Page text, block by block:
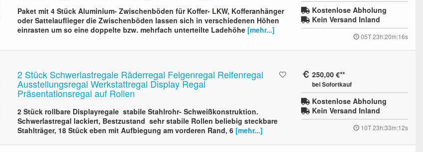
Paket mit 4 Stück Aluminium- Zwischenböden für Koffer- LKW, Kofferanhänger
oder Sattelauflieger die Zwischenböden lassen sich in verschiedenen Höhen
einrasten um so eine doppelte bzw. mehrfach unterteilte Ladehöhe [mehr...]
Kostenlose Abholung
Kein Versand Inland
05T 23h:20m:15s
2 Stück Schwerlastregale Räderregal Felgenregal Reifenregal
Ausstellungsregal Werkstattregal Display Regal
Präsentationsregal auf Rollen
2 Stück rollbare Displayregale stabile Stahlrohr- Schweißkonstruktion.
Schwerlastregal lackiert, Bestzustand sehr stabile Rollen beliebig steckbare
Stahlträger, 18 Stück eben mit Aufbiegung am vorderen Rand, 6 [mehr...]
250,00 €
bei Sofortkauf
Kostenlose Abholung
Kein Versand Inland
10T 23h:33m:11s